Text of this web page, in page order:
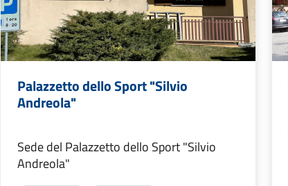
Palazzetto dello Sport "Silvio
Andreola"
Sede del Palazzetto dello Sport "Silvio
Andreola"